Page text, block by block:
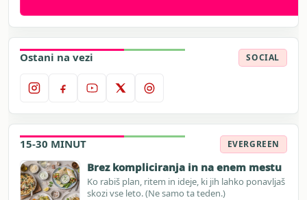
Ostani na vezi SOCIAL
15-30 MINUT EVERGREEN
Brez kompliciranja in na enem mestu
Ko rabiš plan, ritem in ideje, ki jih lahko ponavljaš
skozi vse leto. (Ne samo ta teden.)